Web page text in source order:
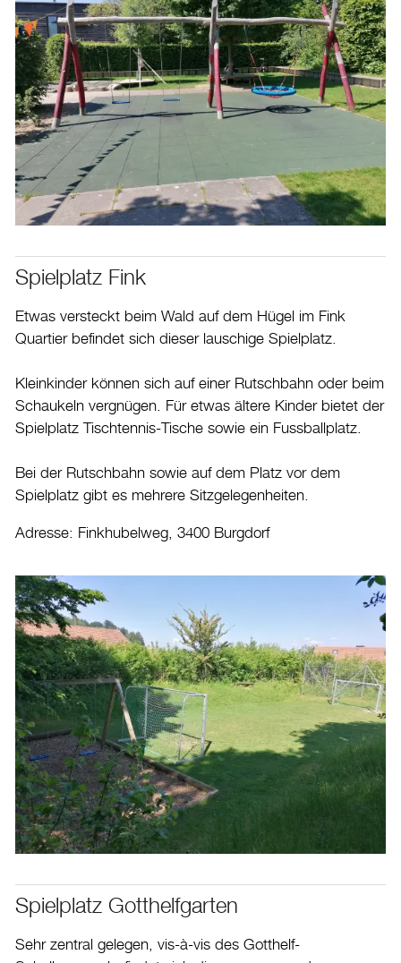
Spielplatz Fink
Etwas versteckt beim Wald auf dem Hügel im Fink
Quartier befindet sich dieser lauschige Spielplatz.
Kleinkinder können sich auf einer Rutschbahn oder beim
Schaukeln vergnügen. Für etwas ältere Kinder bietet der
Spielplatz Tischtennis-Tische sowie ein Fussballplatz.
Bei der Rutschbahn sowie auf dem Platz vor dem
Spielplatz gibt es mehrere Sitzgelegenheiten.
Adresse: Finkhubelweg, 3400 Burgdorf
Spielplatz Gotthelfgarten
Sehr zentral gelegen, vis-à-vis des Gotthelf-